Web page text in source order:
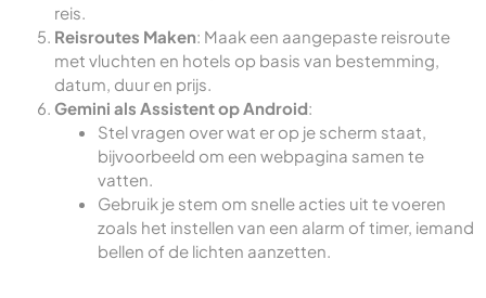
reis.
Reisroutes Maken: Maak een aangepaste reisroute
met vluchten en hotels op basis van bestemming,
datum, duur en prijs.
Gemini als Assistent op Android:
Stel vragen over wat er op je scherm staat,
bijvoorbeeld om een webpagina samen te
vatten.
Gebruik je stem om snelle acties uit te voeren
zoals het instellen van een alarm of timer, iemand
bellen of de lichten aanzetten.